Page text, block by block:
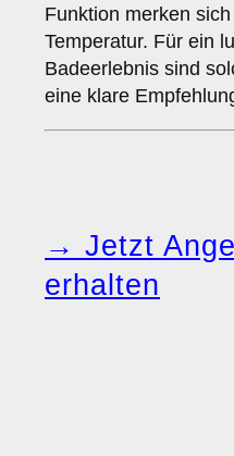
Funktion merken
Temperatur. Für ein
Badeerlebnis sind
eine klare
→ Jetzt
erhalten